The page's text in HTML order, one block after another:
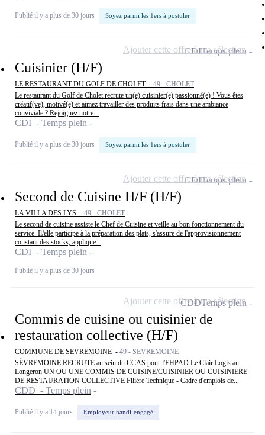
Publié il y a plus de 30 jours Soyez parmi les 1ers à postuler
Cuisinier (H/F)
LE RESTAURANT DU GOLF DE CHOLET - 49 - CHOLET
Le restaurant du Golf de Cholet recrute un(e) cuisinier(e) passionné(e) ! Vous êtes
créatif(ve), motivé(e) et aimez travailler des produits frais dans une ambiance
conviviale ? Rejoignez notre...
CDI - Temps plein
Publié il y a plus de 30 jours Soyez parmi les 1ers à postuler
CDITemps plein
Ajouter cette offre à ma sélection
Second de Cuisine H/F (H/F)
LA VILLA DES LYS - 49 - CHOLET
Le second de cuisine assiste le Chef de Cuisine et veille au bon fonctionnement du
service. Il/elle participe à la préparation des plats, s'assure de l'approvisionnement
constant des stocks, applique...
CDI - Temps plein
Publié il y a plus de 30 jours
CDITemps plein
Ajouter cette offre à ma sélection
Commis de cuisine ou cuisinier de
restauration collective (H/F)
COMMUNE DE SEVREMOINE - 49 - SEVREMOINE
SÈVREMOINE RECRUTE au sein du CCAS pour l'EHPAD Le Clair Logis au
Longeron UN OU UNE COMMIS DE CUISINE/CUISINIER OU CUISINIERE
DE RESTAURATION COLLECTIVE Filière Technique - Cadre d'emplois de...
CDD - Temps plein
Publié il y a 14 jours Employeur handi-engagé
CDDTemps plein
Ajouter cette offre à ma sélection